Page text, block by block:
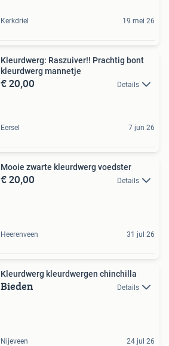
Kerkdriel 19 mei 26
Kleurdwerg: Raszuiver!! Prachtig bont
kleurdwerg mannetje
€ 20,00 Details
Eersel 7 jun 26
Mooie zwarte kleurdwerg voedster
€ 20,00 Details
Heerenveen 31 jul 26
Kleurdwerg kleurdwergen chinchilla
Bieden Details
Nijeveen 24 jul 26